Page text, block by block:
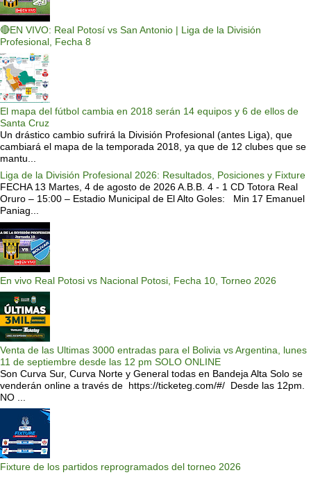
🔴EN VIVO: Real Potosí vs San Antonio | Liga de la División
Profesional, Fecha 8
El mapa del fútbol cambia en 2018 serán 14 equipos y 6 de ellos de
Santa Cruz
Un drástico cambio sufrirá la División Profesional (antes Liga), que
cambiará el mapa de la temporada 2018, ya que de 12 clubes que se
mantu...
Liga de la División Profesional 2026: Resultados, Posiciones y Fixture
FECHA 13 Martes, 4 de agosto de 2026 A.B.B. 4 - 1 CD Totora Real
Oruro – 15:00 – Estadio Municipal de El Alto Goles: Min 17 Emanuel
Paniag...
En vivo Real Potosi vs Nacional Potosi, Fecha 10, Torneo 2026
Venta de las Ultimas 3000 entradas para el Bolivia vs Argentina, lunes
11 de septiembre desde las 12 pm SOLO ONLINE
Son Curva Sur, Curva Norte y General todas en Bandeja Alta Solo se
venderán online a través de https://ticketeg.com/#/ Desde las 12pm.
NO ...
Fixture de los partidos reprogramados del torneo 2026